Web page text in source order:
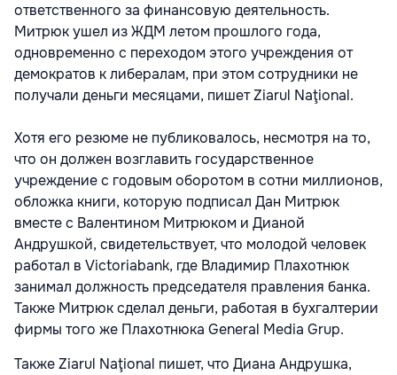
ответственного за финансовую деятельность.
Митрюк ушел из ЖДМ летом прошлого года,
одновременно с переходом этого учреждения от
демократов к либералам, при этом сотрудники не
получали деньги месяцами, пишет Ziarul Naţional.
Хотя его резюме не публиковалось, несмотря на то,
что он должен возглавить государственное
учреждение с годовым оборотом в сотни миллионов,
обложка книги, которую подписал Дан Митрюк
вместе с Валентином Митрюком и Дианой
Андрушкой, свидетельствует, что молодой человек
работал в Victoriabank, где Владимир Плахотнюк
занимал должность председателя правления банка.
Также Митрюк сделал деньги, работая в бухгалтерии
фирмы того же Плахотнюка General Media Grup.
Также Ziarul Naţional пишет, что Диана Андрушка,